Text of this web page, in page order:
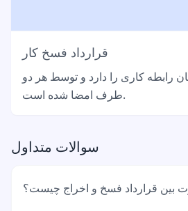
قرارداد فسخ کار
رابطه کاری را دارد و توسط هر دو
طرف امضا شده است.
سوالات متداول
بین قرارداد فسخ و اخراج چیست؟